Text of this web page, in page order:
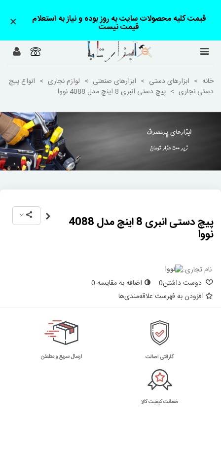
قیمت کلیه محصولات سایت به روز بوده و نیاز به استعلام
قیمت نیست ×
خانه > ابزارهای دستی > ابزارهای صنعتی > لوازم نجاری > انواع پیچ
دستی نجاری > پیچ دستی انبری 8 اینچ مدل 4088 نووا
پیچ دستی انبری 8 اینچ مدل 4088
نووا
نام تجاری:
دوست داشتن0 اضافه به مقایسه 0
افزودن به فهرست علاقه‌مندی‌ها
گارانتی اصالت ارسال سریع و مطمئن
ضمانت کیفیت کالا